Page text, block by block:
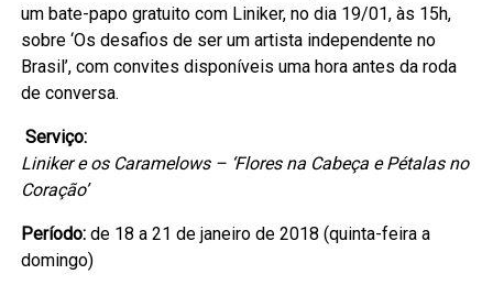
um bate-papo gratuito com Liniker, no dia 19/01, às 15h,
sobre ‘Os desafios de ser um artista independente no
Brasil’, com convites disponíveis uma hora antes da roda
de conversa.
Serviço:
Liniker e os Caramelows – ‘Flores na Cabeça e Pétalas no
Coração’
Período: de 18 a 21 de janeiro de 2018 (quinta-feira a
domingo)